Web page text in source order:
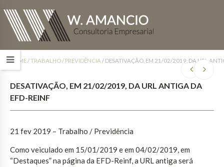
HOME/TRABALHO / PREVIDÊNCIA / DESATIVAÇÃO, EM 21/02/2019, DA URL
DESATIVAÇÃO, EM 21/02/2019, DA URL ANTIGA DA
EFD-REINF
21 fev 2019 – Trabalho / Previdência
Como veiculado em 15/01/2019 e em 04/02/2019, em
“Destaques” na página da EFD-Reinf, a URL antiga será